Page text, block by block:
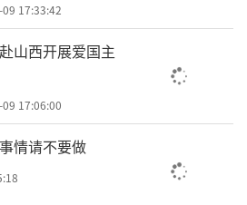
17:33:42
山西开展爱国主
17:06:00
情请不要做